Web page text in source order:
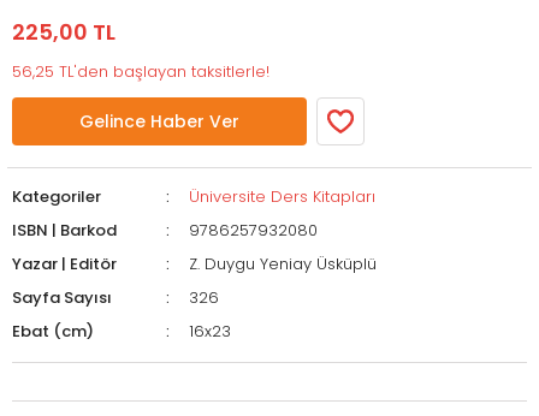
225,00 TL
56,25 TL'den başlayan taksitlerle!
Gelince Haber Ver
Kategoriler
Üniversite Ders Kitapları
ISBN | Barkod
9786257932080
Yazar | Editör
Z. Duygu Yeniay Üsküplü
Sayfa Sayısı
326
Ebat (cm)
16x23